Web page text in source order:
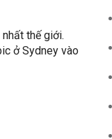
thế giới.
ở Sydney vào